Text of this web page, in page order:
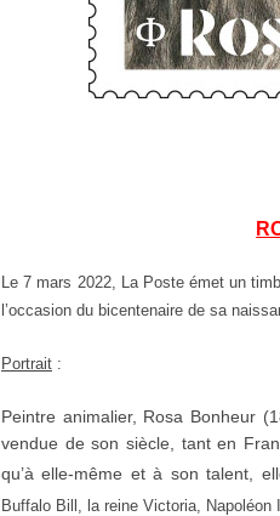
Le 7 mars 2022, La Poste émet un
l’occasion du bicentenaire de sa
Portrait :
Peintre animalier, Rosa Bonheur
vendue de son siècle, tant en
qu’à elle-même et à son talent,
Buffalo Bill, la reine Victoria,
Napoléon